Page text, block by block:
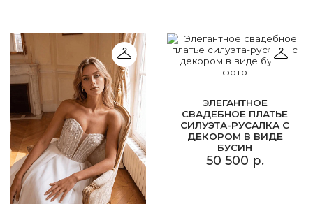
ЭЛЕГАНТНОЕ
СВАДЕБНОЕ ПЛАТЬЕ
СИЛУЭТА-РУСАЛКА С
ДЕКОРОМ В ВИДЕ
БУСИН
50 500 р.